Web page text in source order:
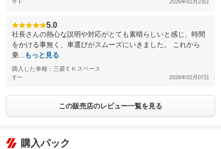
サト 2026年02月23日
5.0
社長さんの熱心な説明や対応がとても素晴らしいと感じ、時間
をかける事無く、車選びがスムーズにいきました。 これから
乗...
もっと見る
購入した車種：三菱ＥＫスペース
すー 2026年02月07日
この販売店のレビュー一覧を見る
購入パック